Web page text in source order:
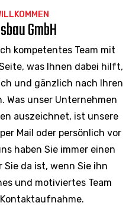
GmbH
kompetentes Team mit
was Ihnen dabei hilft,
und gänzlich nach Ihren
Was unser Unternehmen
auszeichnet, ist unsere
Mail oder persönlich vor
haben Sie immer einen
da ist, wenn Sie ihn
und motiviertes Team